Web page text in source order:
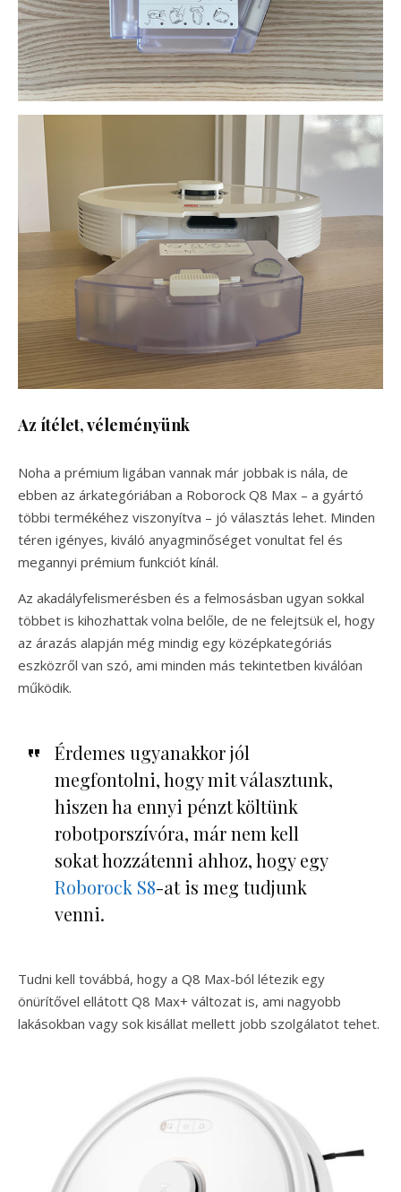
Az ítélet, véleményünk
Noha a prémium ligában vannak már jobbak is nála, de
ebben az árkategóriában a Roborock Q8 Max – a gyártó
többi termékéhez viszonyítva – jó választás lehet. Minden
téren igényes, kiváló anyagminőséget vonultat fel és
megannyi prémium funkciót kínál.
Az akadályfelismerésben és a felmosásban ugyan sokkal
többet is kihozhattak volna belőle, de ne felejtsük el, hogy
az árazás alapján még mindig egy középkategóriás
eszközről van szó, ami minden más tekintetben kiválóan
működik.
Érdemes ugyanakkor jól
megfontolni, hogy mit választunk,
hiszen ha ennyi pénzt költünk
robotporszívóra, már nem kell
sokat hozzátenni ahhoz, hogy egy
Roborock S8-at is meg tudjunk
venni.
Tudni kell továbbá, hogy a Q8 Max-ból létezik egy
önürítővel ellátott Q8 Max+ változat is, ami nagyobb
lakásokban vagy sok kisállat mellett jobb szolgálatot tehet.